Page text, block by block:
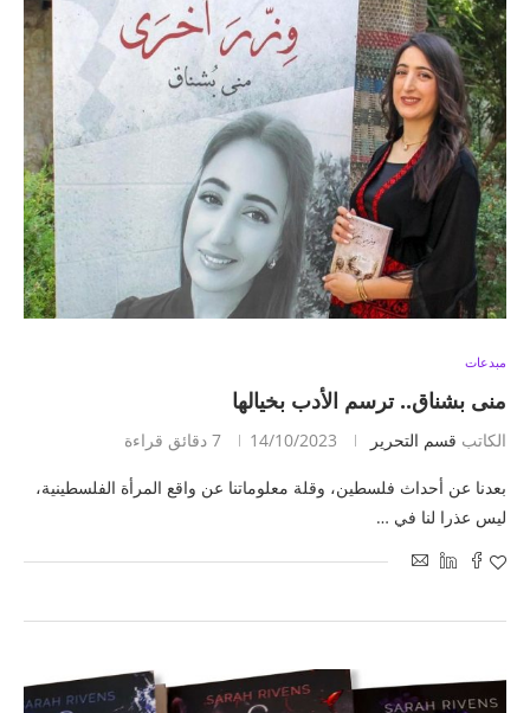
مبدعات
منى بشناق.. ترسم الأدب بخيالها
الكاتب قسم التحرير 14/10/2023 7 دقائق قراءة
بعدنا عن أحداث فلسطين، وقلة معلوماتنا عن واقع المرأة الفلسطينية،
ليس عذرا لنا في …